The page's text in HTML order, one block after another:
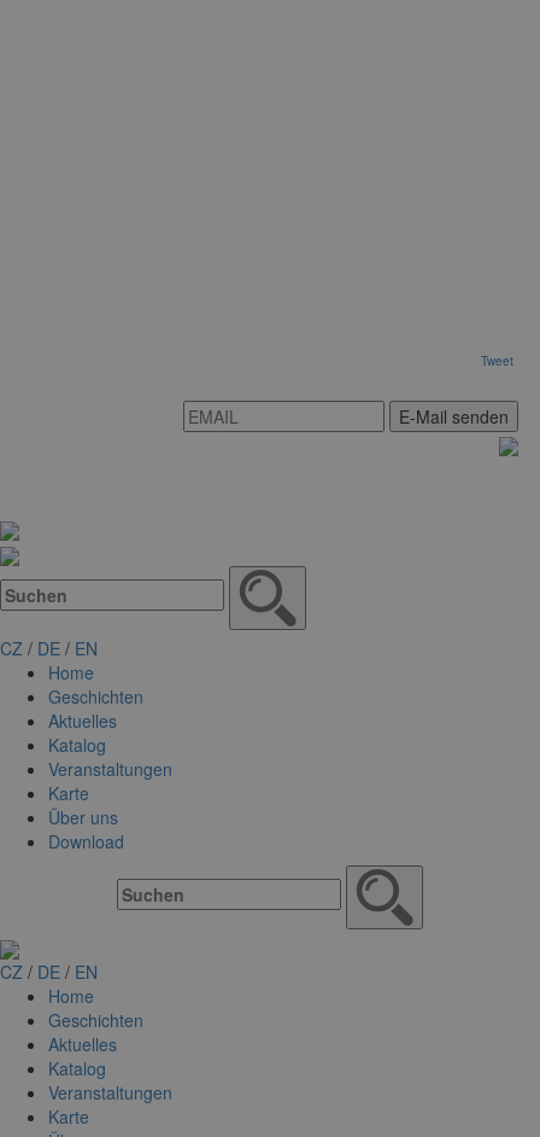
Tweet
E-Mail senden
CZ / DE / EN
Home
Geschichten
Aktuelles
Katalog
Veranstaltungen
Karte
Über uns
Download
CZ / DE / EN
Home
Geschichten
Aktuelles
Katalog
Veranstaltungen
Karte